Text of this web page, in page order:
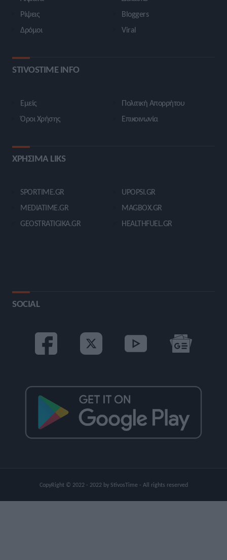
Ρίψεις
Δρόμοι
Bloggers
Viral
STIVOSTIME INFO
Εμείς
Όροι Χρήσης
Πολιτική Απορρήτου
Επικοινωνία
ΧΡΗΣΙΜΑ LIKS
SPORTIME.GR
MEDIATIME.GR
GEOSTRATIGIKA.GR
UPOPSI.GR
MAGBOX.GR
HEALTHFUEL.GR
SOCIAL
CopyRight © 2022 - 2022 by StivosTime - All rights reserved